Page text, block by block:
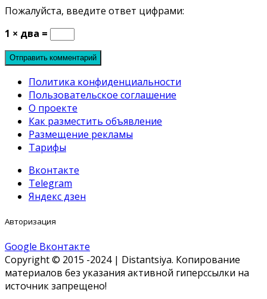
Пожалуйста, введите ответ цифрами:
1 × два =
Политика конфиденциальности
Пользовательское соглашение
О проекте
Как разместить объявление
Размещение рекламы
Тарифы
Вконтакте
Telegram
Яндекс дзен
Авторизация
Google Вконтакте
Copyright © 2015 -2024 | Distantsiya. Копирование
материалов без указания активной гиперссылки на
источник запрещено!